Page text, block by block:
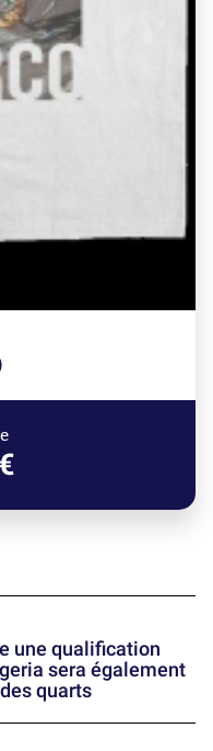
une qualification
sera également
quarts